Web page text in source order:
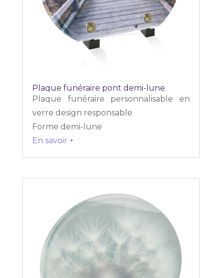
Plaque funéraire pont demi-lune
Plaque funéraire personnalisable en
verre design responsable
Forme demi-lune
En savoir +